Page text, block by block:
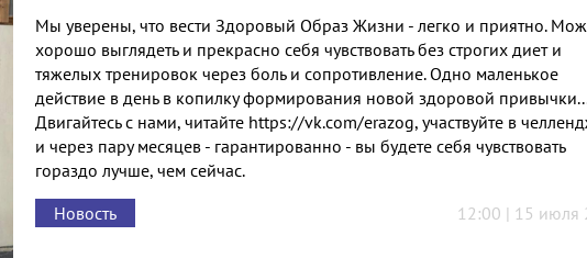
Мы уверены, что вести Здоровый Образ Жизни - легко и приятно.
хорошо выглядеть и прекрасно себя чувствовать без строгих диет и
тяжелых тренировок через боль и сопротивление. Одно маленькое
действие в день в копилку формирования новой здоровой привычки...
Двигайтесь с нами, читайте https://vk.com/erazog, участвуйте в
и через пару месяцев - гарантированно - вы будете себя чувствовать
гораздо лучше, чем сейчас.
Новость
12:00 | 15 июля